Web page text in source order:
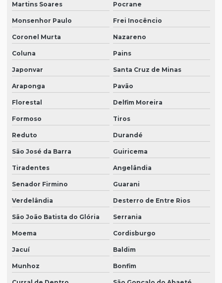
Martins Soares Pocrane
Monsenhor Paulo Frei Inocêncio
Coronel Murta Nazareno
Coluna Pains
Japonvar Santa Cruz de Minas
Araponga Pavão
Florestal Delfim Moreira
Formoso Tiros
Reduto Durandé
São José da Barra Guiricema
Tiradentes Angelândia
Senador Firmino Guarani
Verdelândia Desterro de Entre Rios
São João Batista do Glória Serrania
Moema Cordisburgo
Jacuí Baldim
Munhoz Bonfim